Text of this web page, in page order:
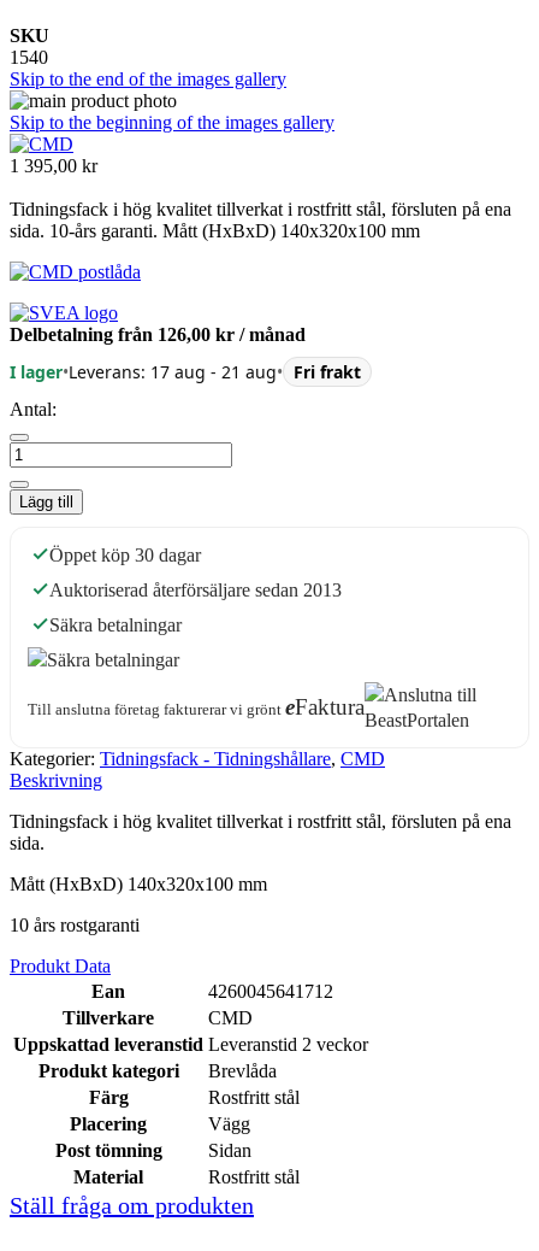
SKU
1540
Skip to the end of the images gallery
Skip to the beginning of the images gallery
1 395,00 kr
Tidningsfack i hög kvalitet tillverkat i rostfritt stål, försluten på ena
sida. 10-års garanti. Mått (HxBxD) 140x320x100 mm
Delbetalning från 126,00 kr / månad
I lager•Leverans: 17 aug - 21 aug• Fri frakt
Antal:
Lägg till
Öppet köp 30 dagar
Auktoriserad återförsäljare sedan 2013
Säkra betalningar
Till anslutna företag fakturerar vi grönt eFaktura
Kategorier: Tidningsfack - Tidningshållare, CMD
Beskrivning
Tidningsfack i hög kvalitet tillverkat i rostfritt stål, försluten på ena
sida.
Mått (HxBxD) 140x320x100 mm
10 års rostgaranti
Produkt Data
Ean
4260045641712
Tillverkare
CMD
Uppskattad leveranstid Leveranstid 2 veckor
Produkt kategori
Brevlåda
Färg
Rostfritt stål
Placering
Vägg
Post tömning
Sidan
Material
Rostfritt stål
Ställ fråga om produkten